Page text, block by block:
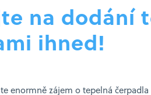
na dodání
ihned!
enormně zájem o tepelná